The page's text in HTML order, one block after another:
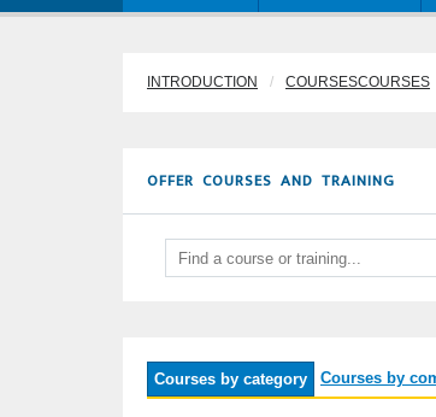
INTRODUCTION COURSESCOURSES
OFFER COURSES AND TRAINING
Courses by category Courses by